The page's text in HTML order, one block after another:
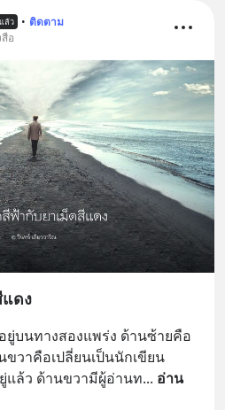
ล้ว • ติดตาม
อ
ดง
ยู่บนทางสองแพร่ง ด้านซ้ายคือ
วาคือเปลี่ยนเป็นนักเขียน
แล้ว ด้านขวามีผู้อ่านท... อ่าน